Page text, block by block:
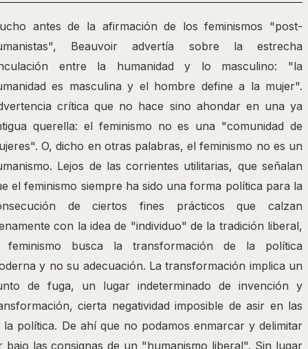
antes de la afirmación de los feminismos "post-
Beauvoir advertía sobre la estrecha
entre la humanidad y lo masculino: "la
es masculina y el hombre define a la mujer".
crítica que no hace sino ahondar en una ya
querella: el feminismo no es una "comunidad de
O, dicho en otras palabras, el feminismo no es un
Lejos de las corrientes utilitarias, que señalan
el feminismo siempre ha sido una forma política para la
de ciertos fines prácticos que calzan
con la idea de "individuo" de la tradición liberal,
feminismo busca la transformación de la política
y no su adecuación. La transformación implica un
de fuga, un lugar indeterminado de invención y
cierta negatividad imposible de asir en las
política. De ahí que no podamos enmarcar y delimitar
las consignas de un "humanismo liberal". Sin lugar